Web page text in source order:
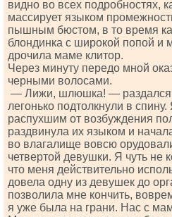
видно во всех подробностях,
массирует языком
пышным бюстом, в то время
блондинка с широкой попой и
дрочила маме клитор.
Через минуту передо мной
черными волосами.
— Лижи, шлюшка! — раздался
легонько подтолкнули в
распухшим от возбуждения
раздвинула их языком и
во влагалище вовсю
четвертой девушки. Я чуть не
что меня действительно
довела одну из девушек до
позволила мне кончить,
я уже была на грани. Нас с